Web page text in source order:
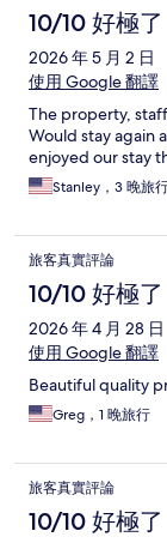
10/10 好極了
2026 年 5 月 2 日
使用 Google 翻譯
The property,
Would stay again
enjoyed our stay
Stanley，3 晚旅
旅客真實評論
10/10 好極了
2026 年 4 月 28 日
使用 Google 翻譯
Beautiful quality
Greg，1 晚旅行
旅客真實評論
10/10 好極了